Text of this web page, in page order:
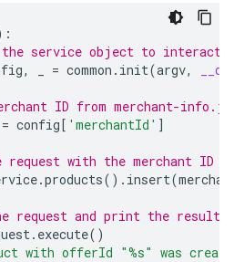
the service object to interact
, = common . init(argv,
ID from merchant-
= config[ 'merchantId' ]
request with the merchant ID
.products() . insert(
request and print the result.
. execute()
with offerId "%s" was